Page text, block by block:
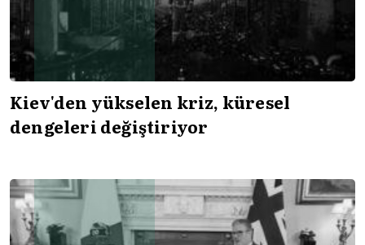
Kiev'den yükselen kriz, küresel
dengeleri değiştiriyor